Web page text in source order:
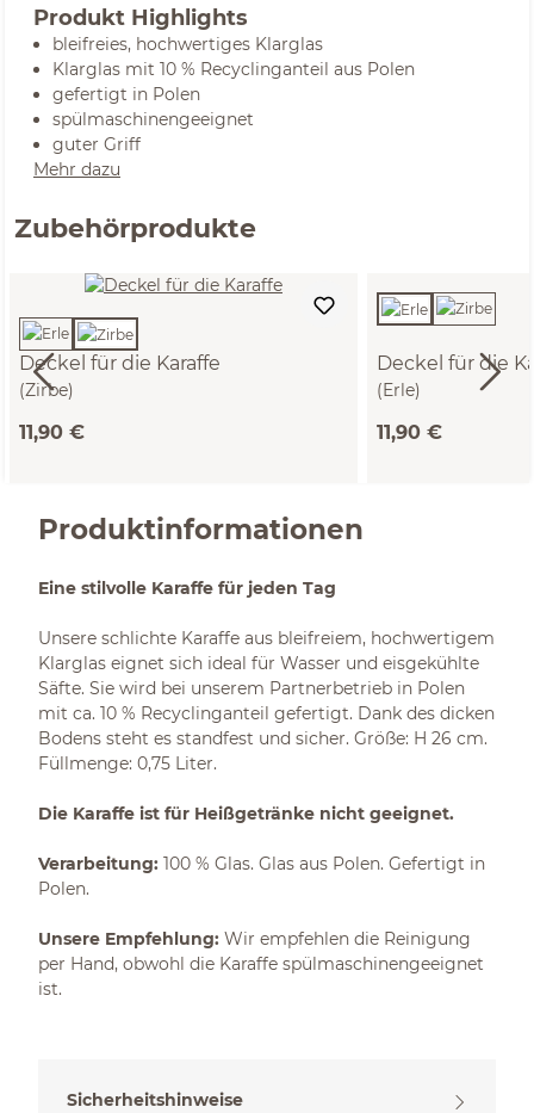
Produkt Highlights
bleifreies, hochwertiges Klarglas
Klarglas mit 10 % Recyclinganteil aus Polen
gefertigt in Polen
spülmaschinengeeignet
guter Griff
Mehr dazu
Zubehörprodukte
Deckel für die Karaffe
(Zirbe)
11,90 €
Deckel für die
(Erle)
11,90 €
Produktinformationen
Eine stilvolle Karaffe für jeden Tag
Unsere schlichte Karaffe aus bleifreiem, hochwertigem
Klarglas eignet sich ideal für Wasser und eisgekühlte
Säfte. Sie wird bei unserem Partnerbetrieb in Polen
mit ca. 10 % Recyclinganteil gefertigt. Dank des dicken
Bodens steht es standfest und sicher. Größe: H 26 cm.
Füllmenge: 0,75 Liter.
Die Karaffe ist für Heißgetränke nicht geeignet.
Verarbeitung: 100 % Glas. Glas aus Polen. Gefertigt in
Polen.
Unsere Empfehlung: Wir empfehlen die Reinigung
per Hand, obwohl die Karaffe spülmaschinengeeignet
ist.
Sicherheitshinweise